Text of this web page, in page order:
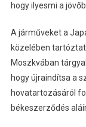
hogy ilyesmi a
A járműveket a
közelében
Moszkvában
hogy újraindítsa a
hovatartozásáról
békeszerződés